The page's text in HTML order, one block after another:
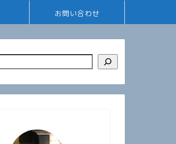
お問い合わせ